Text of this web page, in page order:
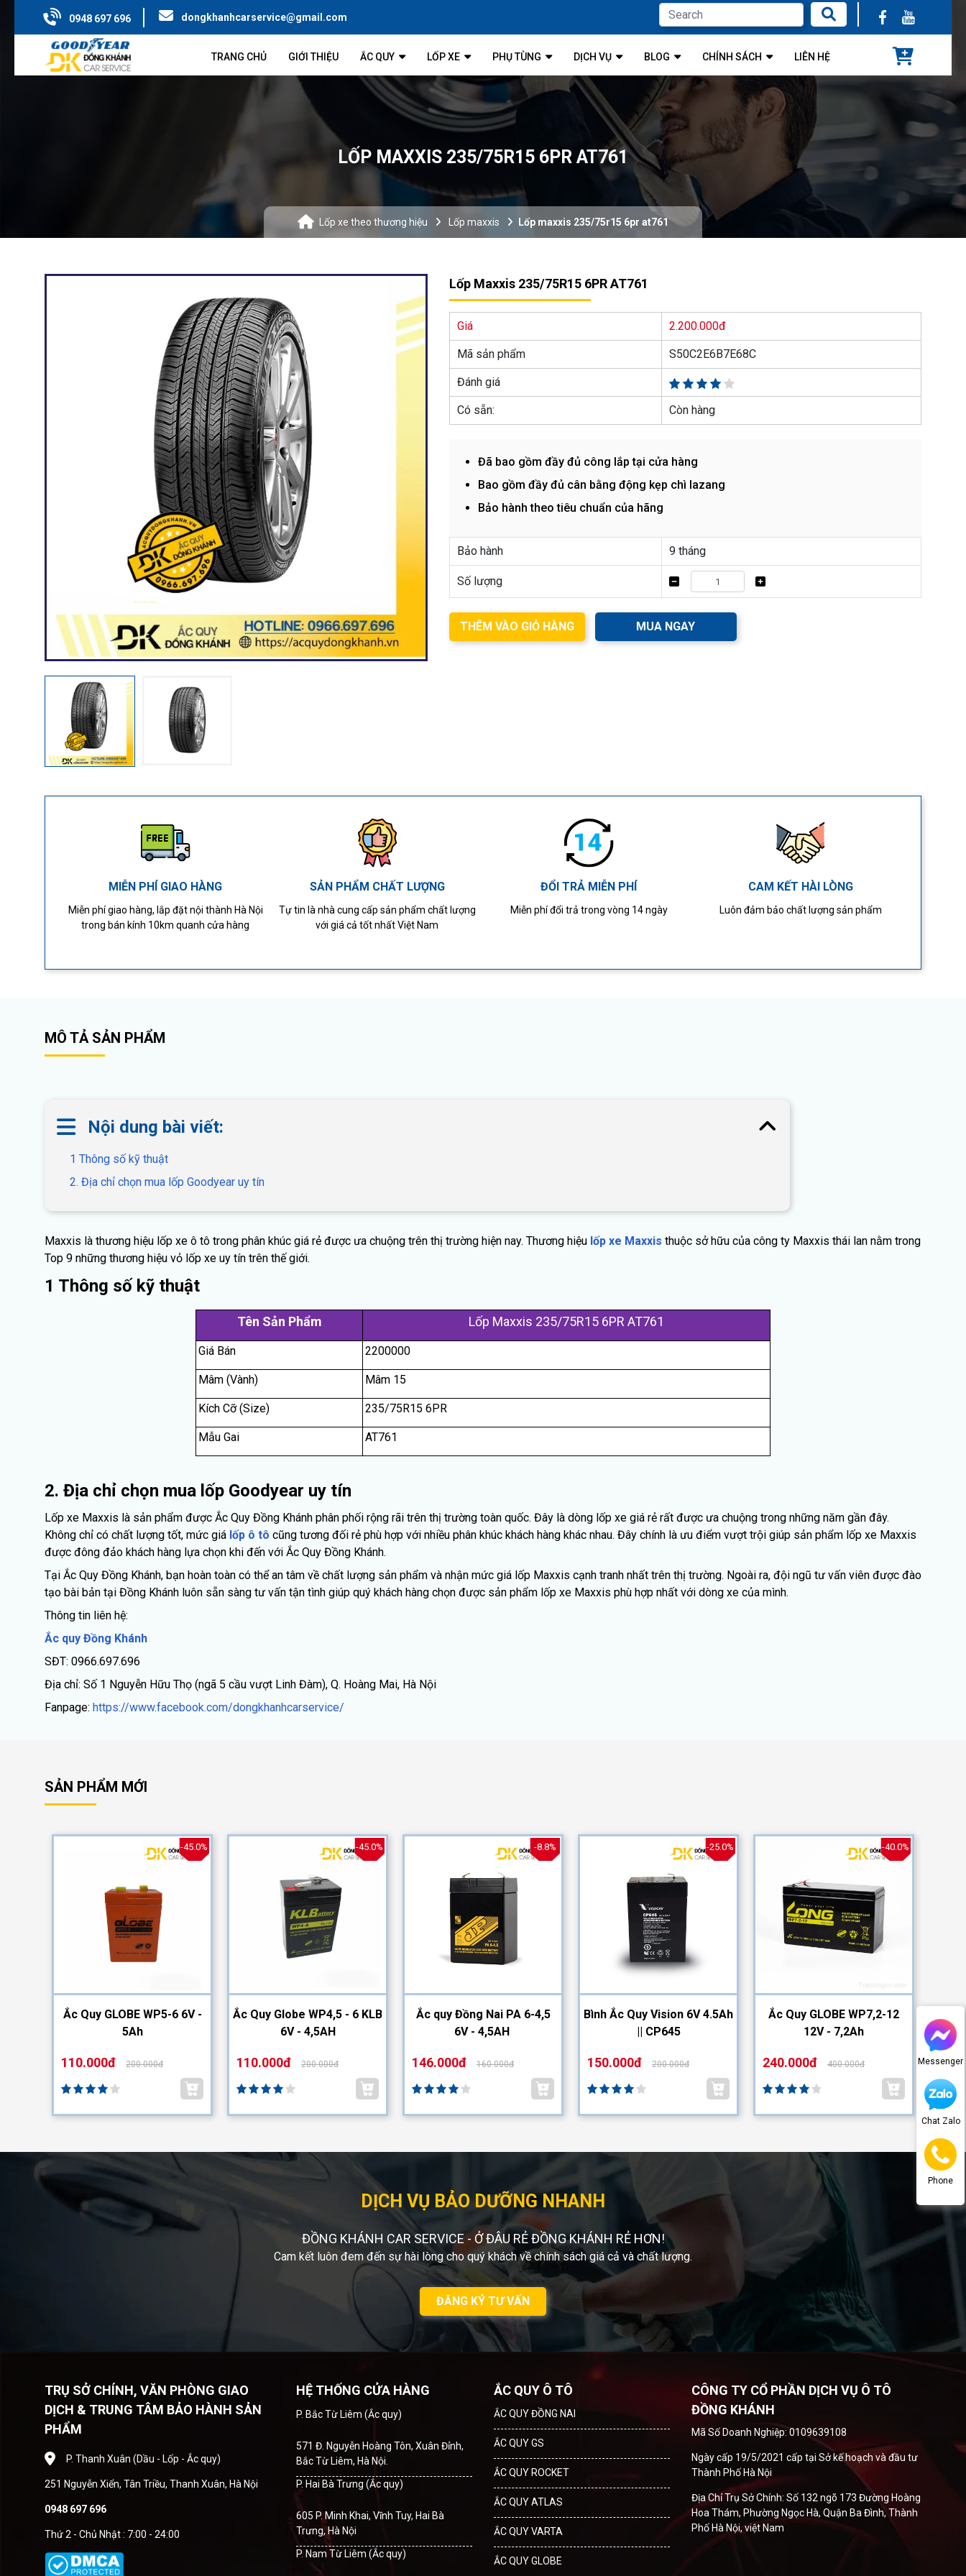
0948 697 696 dongkhanhcarservice@gmail.com
TRANG CHỦ GIỚI THIỆU ẮC QUY LỐP XE PHỤ TÙNG DỊCH VỤ BLOG CHÍNH SÁCH LIÊN HỆ
Messenger
Chat Zalo
Phone
LỐP MAXXIS 235/75R15 6PR AT761
Lốp xe theo thương hiệu Lốp maxxis Lốp maxxis 235/75r15 6pr at761
Lốp Maxxis 235/75R15 6PR AT761
Giá 2.200.000đ
Mã sản phẩm S50C2E6B7E68C
Đánh giá
Có sẵn: Còn hàng
Đã bao gồm đầy đủ công lắp tại cửa hàng
Bao gồm đầy đủ cân bằng động kẹp chì lazang
Bảo hành theo tiêu chuẩn của hãng
Bảo hành 9 tháng
Số lượng
THÊM VÀO GIỎ HÀNG MUA NGAY
MIỄN PHÍ GIAO HÀNG
Miễn phí giao hàng, lắp đặt nội thành Hà Nội
trong bán kính 10km quanh cửa hàng
SẢN PHẨM CHẤT LƯỢNG
Tự tin là nhà cung cấp sản phẩm chất lượng
với giá cả tốt nhất Việt Nam
ĐỔI TRẢ MIỄN PHÍ
Miễn phí đổi trả trong vòng 14 ngày
CAM KẾT HÀI LÒNG
Luôn đảm bảo chất lượng sản phẩm
MÔ TẢ SẢN PHẨM
Nội dung bài viết:
1 Thông số kỹ thuật
2. Địa chỉ chọn mua lốp Goodyear uy tín
Maxxis là thương hiệu lốp xe ô tô trong phân khúc giá rẻ được ưa chuộng trên thị trường hiện nay. Thương hiệu lốp xe Maxxis thuộc sở hữu của công ty Maxxis thái lan nằm trong
Top 9 những thương hiệu vỏ lốp xe uy tín trên thế giới.
1 Thông số kỹ thuật
Tên Sản Phẩm Lốp Maxxis 235/75R15 6PR AT761
Giá Bán 2200000
Mâm (Vành) Mâm 15
Kích Cỡ (Size) 235/75R15 6PR
Mẫu Gai AT761
2. Địa chỉ chọn mua lốp Goodyear uy tín
Lốp xe Maxxis là sản phẩm được Ắc Quy Đồng Khánh phân phối rộng rãi trên thị trường toàn quốc. Đây là dòng lốp xe giá rẻ rất được ưa chuộng trong những năm gần đây.
Không chỉ có chất lượng tốt, mức giá lốp ô tô cũng tương đối rẻ phù hợp với nhiều phân khúc khách hàng khác nhau. Đây chính là ưu điểm vượt trội giúp sản phẩm lốp xe Maxxis
được đông đảo khách hàng lựa chọn khi đến với Ắc Quy Đồng Khánh.
Tại Ắc Quy Đồng Khánh, bạn hoàn toàn có thể an tâm về chất lượng sản phẩm và nhận mức giá lốp Maxxis cạnh tranh nhất trên thị trường. Ngoài ra, đội ngũ tư vấn viên được đào
tạo bài bản tại Đồng Khánh luôn sẵn sàng tư vấn tận tình giúp quý khách hàng chọn được sản phẩm lốp xe Maxxis phù hợp nhất với dòng xe của mình.
Thông tin liên hệ:
Ắc quy Đồng Khánh
SĐT: 0966.697.696
Địa chỉ: Số 1 Nguyễn Hữu Thọ (ngã 5 cầu vượt Linh Đàm), Q. Hoàng Mai, Hà Nội
Fanpage: https://www.facebook.com/dongkhanhcarservice/
SẢN PHẨM MỚI
-45.0%
Ắc Quy GLOBE WP5-6 6V -
5Ah
110.000đ 200.000đ
-45.0%
Ắc Quy Globe WP4,5 - 6 KLB
6V - 4,5AH
110.000đ 200.000đ
-8.8%
Ắc quy Đồng Nai PA 6-4,5
6V - 4,5AH
146.000đ 160.000đ
-25.0%
Bình Ắc Quy Vision 6V 4.5Ah
|| CP645
150.000đ 200.000đ
-40.0%
Ắc Quy GLOBE WP7,2-12
12V - 7,2Ah
240.000đ 400.000đ
DỊCH VỤ BẢO DƯỠNG NHANH
ĐỒNG KHÁNH CAR SERVICE - Ở ĐÂU RẺ ĐỒNG KHÁNH RẺ HƠN!
Cam kết luôn đem đến sự hài lòng cho quý khách về chính sách giá cả và chất lượng.
ĐĂNG KÝ TƯ VẤN
TRỤ SỞ CHÍNH, VĂN PHÒNG GIAO
DỊCH & TRUNG TÂM BẢO HÀNH SẢN
PHẨM
P. Thanh Xuân (Dầu - Lốp - Ắc quy)
251 Nguyễn Xiển, Tân Triều, Thanh Xuân, Hà Nội
0948 697 696
Thứ 2 - Chủ Nhật : 7:00 - 24:00
HỆ THỐNG CỬA HÀNG
P. Bắc Từ Liêm (Ắc quy)
571 Đ. Nguyễn Hoàng Tôn, Xuân Đỉnh,
Bắc Từ Liêm, Hà Nội.
P. Hai Bà Trưng (Ắc quy)
605 P. Minh Khai, Vĩnh Tuy, Hai Bà
Trưng, Hà Nội
P. Nam Từ Liêm (Ắc quy)
ẮC QUY Ô TÔ
ẮC QUY ĐỒNG NAI
ẮC QUY GS
ẮC QUY ROCKET
ẮC QUY ATLAS
ẮC QUY VARTA
ẮC QUY GLOBE
CÔNG TY CỔ PHẦN DỊCH VỤ Ô TÔ
ĐỒNG KHÁNH
Mã Số Doanh Nghiệp: 0109639108
Ngày cấp 19/5/2021 cấp tại Sở kế hoạch và đầu tư
Thành Phố Hà Nội
Địa Chỉ Trụ Sở Chính: Số 132 ngõ 173 Đường Hoàng
Hoa Thám, Phường Ngọc Hà, Quận Ba Đình, Thành
Phố Hà Nội, việt Nam